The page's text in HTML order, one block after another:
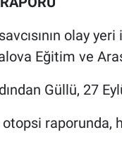
olay
Eğitim ve
Güllü, 27
raporunda,